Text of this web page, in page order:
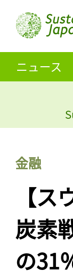
ニュース
金融
【
炭素
の31